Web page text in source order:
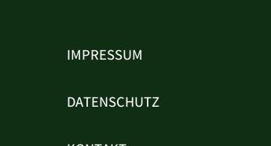
IMPRESSUM
DATENSCHUTZ